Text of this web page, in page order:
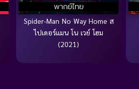
พากย์ไทย
Spider-Man No Way Home ส
ไปเดอร์แมน โน เวย์ โฮม
(2021)